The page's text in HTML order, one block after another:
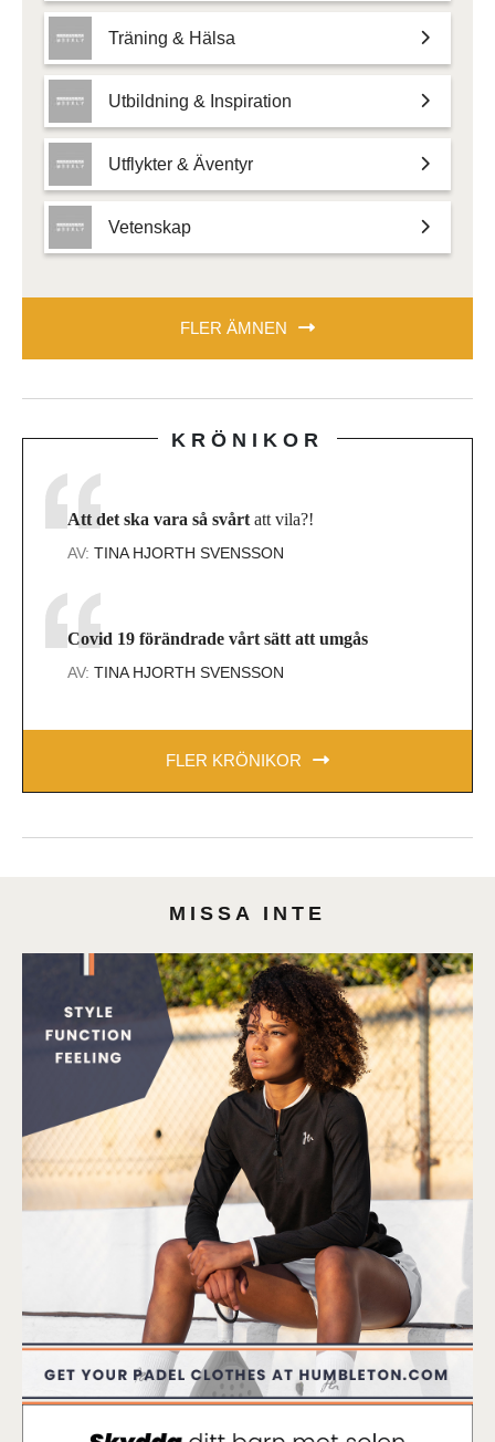
Träning & Hälsa
Utbildning & Inspiration
Utflykter & Äventyr
Vetenskap
FLER ÄMNEN
KRÖNIKOR
Att det ska vara så svårt att vila?!
AV: TINA HJORTH SVENSSON
Covid 19 förändrade vårt sätt att umgås
AV: TINA HJORTH SVENSSON
FLER KRÖNIKOR
MISSA INTE